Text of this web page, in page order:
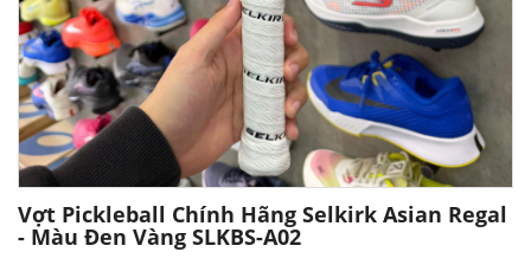
Vợt Pickleball Chính Hãng Selkirk Asian Regal
- Màu Đen Vàng SLKBS-A02